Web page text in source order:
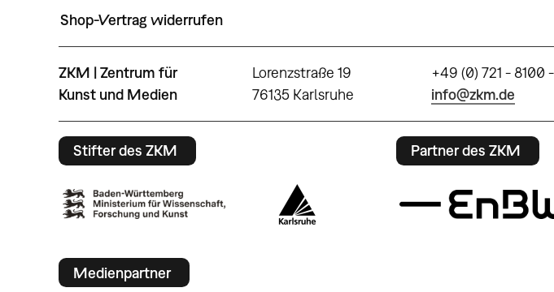
Shop-Vertrag widerrufen
ZKM | Zentrum für
Kunst und Medien
Lorenzstraße 19
76135 Karlsruhe
+49 (0) 721 - 8100
info@zkm.de
Stifter des ZKM Partner des ZKM
Medienpartner